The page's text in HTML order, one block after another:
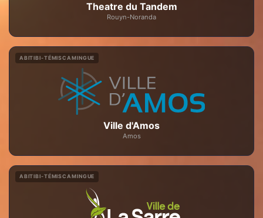
Theatre du Tandem
Rouyn-Noranda
ABITIBI-TÉMISCAMINGUE
Ville d'Amos
Amos
ABITIBI-TÉMISCAMINGUE